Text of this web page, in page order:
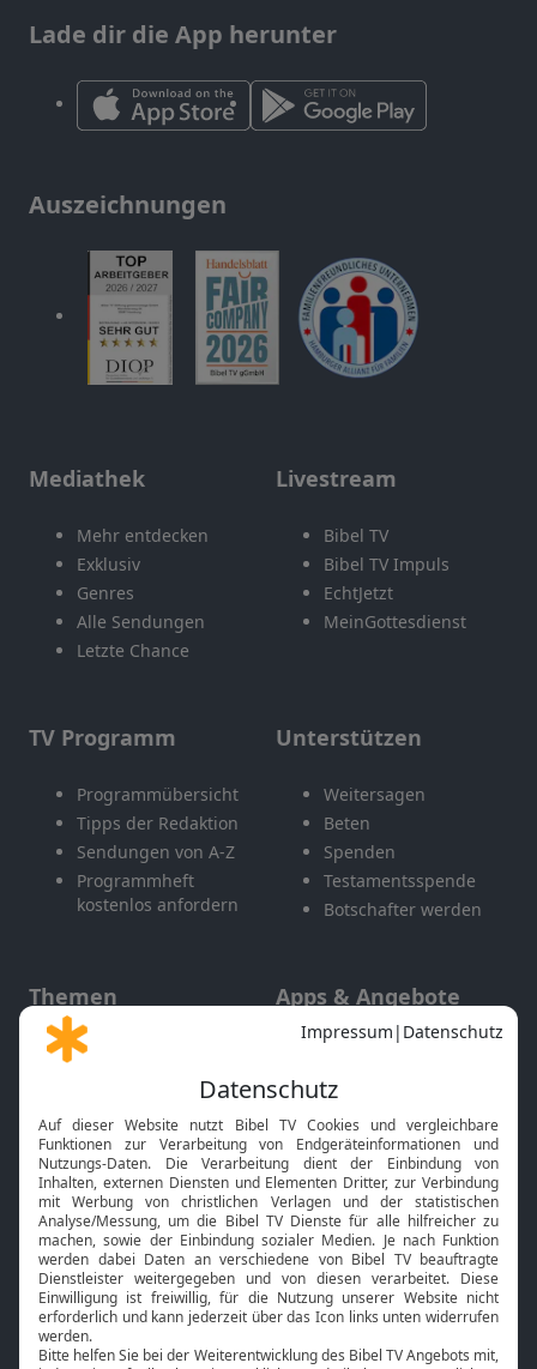
Lade dir die App herunter
Auszeichnungen
Mediathek
Mehr entdecken
Exklusiv
Genres
Alle Sendungen
Letzte Chance
Livestream
Bibel TV
Bibel TV Impuls
EchtJetzt
MeinGottesdienst
TV Programm
Programmübersicht
Tipps der Redaktion
Sendungen von A-Z
Programmheft
kostenlos anfordern
Unterstützen
Weitersagen
Beten
Spenden
Testamentsspende
Botschafter werden
Themen
Gott und Bibel erklärt
Neuigkeiten
Apps & Angebote
Mobile App
Smart TV
HbbTV
Bibelthek Online-Bibel
Nächster Gottesdienst
Bibel TV Service